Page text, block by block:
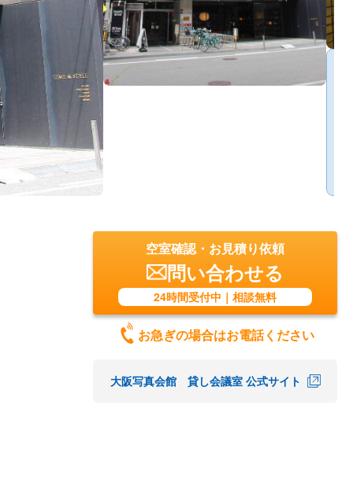
空室確認・お見積り依頼
問い合わせる
24時間受付中｜相談無料
お急ぎの場合はお電話ください
大阪写真会館 貸し会議室 公式サイト